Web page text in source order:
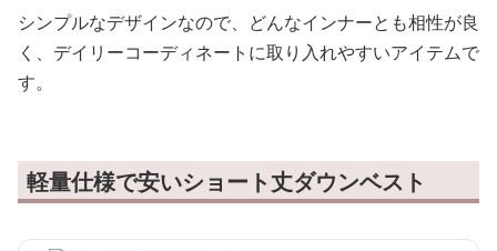
シンプルなデザインなので、どんなインナーとも相性が良
く、デイリーコーディネートに取り入れやすいアイテムで
す。
軽量仕様で安いショート丈ダウンベスト